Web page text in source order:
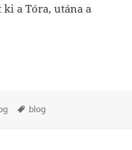
a Tóra, utána a
Címke
blog